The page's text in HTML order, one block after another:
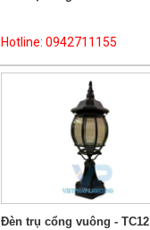
Hotline: 0942711155
Đèn trụ cổng vuông - TC12